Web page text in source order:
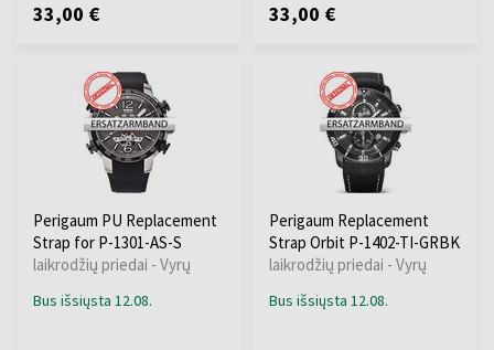
33,00 € 33,00 €
Perigaum PU Replacement
Strap for P-1301-AS-S
laikrodžių priedai - Vyrų
Bus išsiųsta 12.08.
Perigaum Replacement
Strap Orbit P-1402-TI-GRBK
laikrodžių priedai - Vyrų
Bus išsiųsta 12.08.